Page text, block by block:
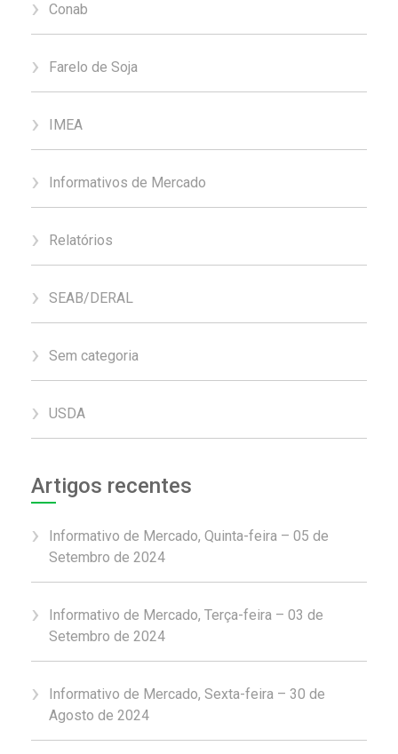
Conab
Farelo de Soja
IMEA
Informativos de Mercado
Relatórios
SEAB/DERAL
Sem categoria
USDA
Artigos recentes
Informativo de Mercado, Quinta-feira – 05 de
Setembro de 2024
Informativo de Mercado, Terça-feira – 03 de
Setembro de 2024
Informativo de Mercado, Sexta-feira – 30 de
Agosto de 2024